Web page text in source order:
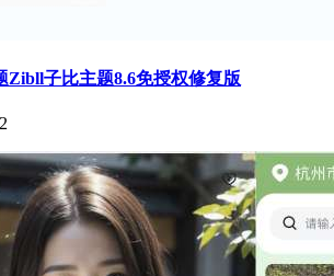
Zibll子比主题8.6免授权修复版